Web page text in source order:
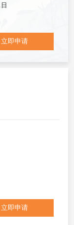
立即申请
立即申请